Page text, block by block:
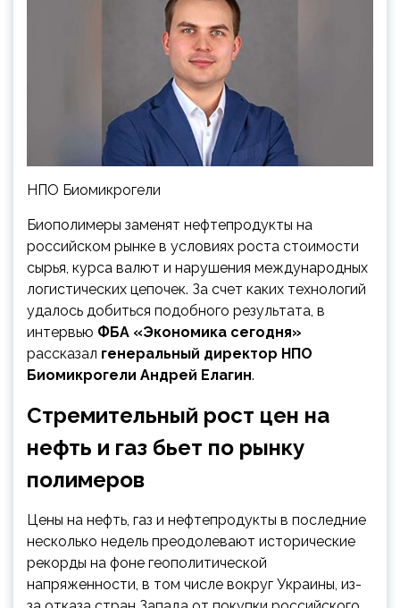
НПО Биомикрогели
Биополимеры заменят нефтепродукты на
российском рынке в условиях роста стоимости
сырья, курса валют и нарушения международных
логистических цепочек. За счет каких технологий
удалось добиться подобного результата, в
интервью ФБА «Экономика сегодня»
рассказал генеральный директор НПО
Биомикрогели Андрей Елагин.
Стремительный рост цен на
нефть и газ бьет по рынку
полимеров
Цены на нефть, газ и нефтепродукты в последние
несколько недель преодолевают исторические
рекорды на фоне геополитической
напряженности, в том числе вокруг Украины, из-